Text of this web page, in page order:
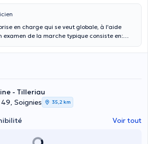
en charge qui se veut globale, à l'aide
examen de la marche typique consiste en:
bilan postural, prise de mesures
fraiseuse numérique de précision. Les
soulager des douleurs plantaires, mais
niveau des chevilles, jambes, genoux, cuisses,
s'adressent à tous: enfant, adulte,
sportifs. Plus de détails sur:
- Tilleriau
Soignies
35,2 km
Voir tout